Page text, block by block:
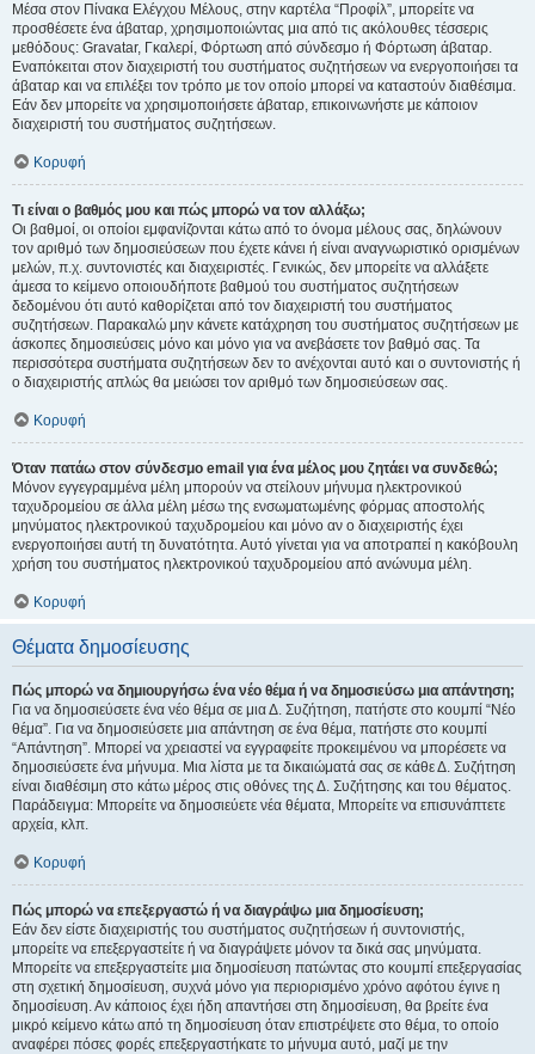
Μέσα στον Πίνακα Ελέγχου Μέλους, στην καρτέλα “Προφίλ”, μπορείτε να
προσθέσετε ένα άβαταρ, χρησιμοποιώντας μια από τις ακόλουθες τέσσερις
μεθόδους: Gravatar, Γκαλερί, Φόρτωση από σύνδεσμο ή Φόρτωση άβαταρ.
Εναπόκειται στον διαχειριστή του συστήματος συζητήσεων να ενεργοποιήσει τα
άβαταρ και να επιλέξει τον τρόπο με τον οποίο μπορεί να καταστούν διαθέσιμα.
Εάν δεν μπορείτε να χρησιμοποιήσετε άβαταρ, επικοινωνήστε με κάποιον
διαχειριστή του συστήματος συζητήσεων.
Κορυφή
Τι είναι ο βαθμός μου και πώς μπορώ να τον αλλάξω;
Οι βαθμοί, οι οποίοι εμφανίζονται κάτω από το όνομα μέλους σας, δηλώνουν
τον αριθμό των δημοσιεύσεων που έχετε κάνει ή είναι αναγνωριστικό ορισμένων
μελών, π.χ. συντονιστές και διαχειριστές. Γενικώς, δεν μπορείτε να αλλάξετε
άμεσα το κείμενο οποιουδήποτε βαθμού του συστήματος συζητήσεων
δεδομένου ότι αυτό καθορίζεται από τον διαχειριστή του συστήματος
συζητήσεων. Παρακαλώ μην κάνετε κατάχρηση του συστήματος συζητήσεων με
άσκοπες δημοσιεύσεις μόνο και μόνο για να ανεβάσετε τον βαθμό σας. Τα
περισσότερα συστήματα συζητήσεων δεν το ανέχονται αυτό και ο συντονιστής ή
ο διαχειριστής απλώς θα μειώσει τον αριθμό των δημοσιεύσεων σας.
Κορυφή
Όταν πατάω στον σύνδεσμο email για ένα μέλος μου ζητάει να συνδεθώ;
Μόνον εγγεγραμμένα μέλη μπορούν να στείλουν μήνυμα ηλεκτρονικού
ταχυδρομείου σε άλλα μέλη μέσω της ενσωματωμένης φόρμας αποστολής
μηνύματος ηλεκτρονικού ταχυδρομείου και μόνο αν ο διαχειριστής έχει
ενεργοποιήσει αυτή τη δυνατότητα. Αυτό γίνεται για να αποτραπεί η κακόβουλη
χρήση του συστήματος ηλεκτρονικού ταχυδρομείου από ανώνυμα μέλη.
Κορυφή
Θέματα δημοσίευσης
Πώς μπορώ να δημιουργήσω ένα νέο θέμα ή να δημοσιεύσω μια απάντηση;
Για να δημοσιεύσετε ένα νέο θέμα σε μια Δ. Συζήτηση, πατήστε στο κουμπί “Νέο
θέμα”. Για να δημοσιεύσετε μια απάντηση σε ένα θέμα, πατήστε στο κουμπί
“Απάντηση”. Μπορεί να χρειαστεί να εγγραφείτε προκειμένου να μπορέσετε να
δημοσιεύσετε ένα μήνυμα. Μια λίστα με τα δικαιώματά σας σε κάθε Δ. Συζήτηση
είναι διαθέσιμη στο κάτω μέρος στις οθόνες της Δ. Συζήτησης και του θέματος.
Παράδειγμα: Μπορείτε να δημοσιεύετε νέα θέματα, Μπορείτε να επισυνάπτετε
αρχεία, κλπ.
Κορυφή
Πώς μπορώ να επεξεργαστώ ή να διαγράψω μια δημοσίευση;
Εάν δεν είστε διαχειριστής του συστήματος συζητήσεων ή συντονιστής,
μπορείτε να επεξεργαστείτε ή να διαγράψετε μόνον τα δικά σας μηνύματα.
Μπορείτε να επεξεργαστείτε μια δημοσίευση πατώντας στο κουμπί επεξεργασίας
στη σχετική δημοσίευση, συχνά μόνο για περιορισμένο χρόνο αφότου έγινε η
δημοσίευση. Αν κάποιος έχει ήδη απαντήσει στη δημοσίευση, θα βρείτε ένα
μικρό κείμενο κάτω από τη δημοσίευση όταν επιστρέψετε στο θέμα, το οποίο
αναφέρει πόσες φορές επεξεργαστήκατε το μήνυμα αυτό, μαζί με την